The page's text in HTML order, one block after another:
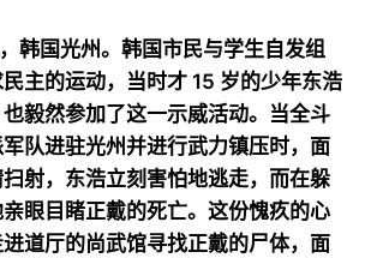
韩国光州。韩国市民与学生自发组
主的运动，当时才 15 岁的少年东浩
毅然参加了这一示威活动。当全斗
队进驻光州并进行武力镇压时，面
射，东浩立刻害怕地逃走，而在躲
眼目睹正戴的死亡。这份愧疚的心
道厅的尚武馆寻找正戴的尸体，面